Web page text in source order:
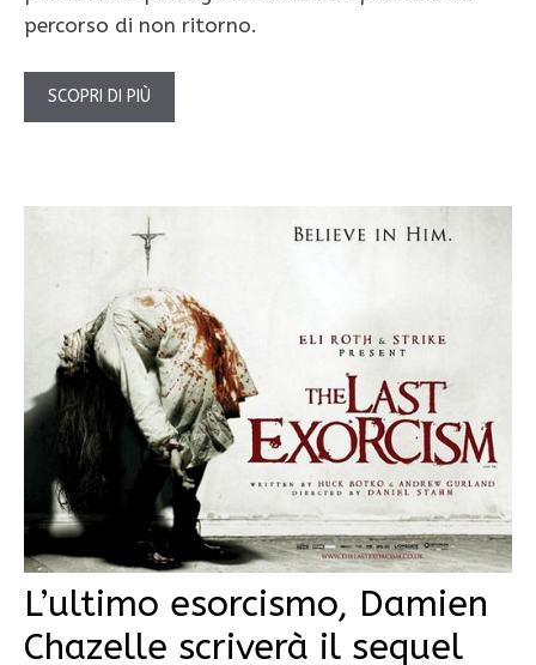
percorso di non ritorno.
SCOPRI DI PIÙ
L’ultimo esorcismo, Damien
Chazelle scriverà il sequel